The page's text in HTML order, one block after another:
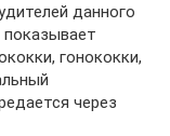
данного
показывает
гонококки,
через